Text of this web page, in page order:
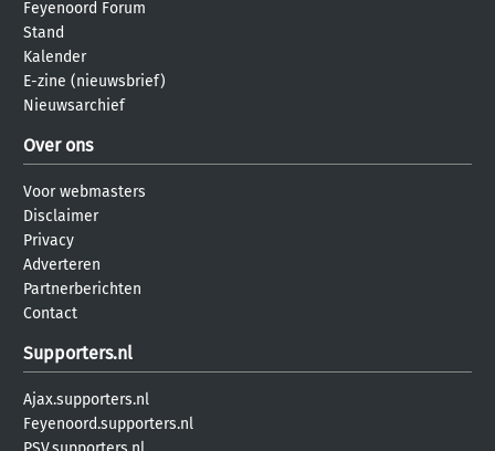
Feyenoord Forum
Stand
Kalender
E-zine (nieuwsbrief)
Nieuwsarchief
Over ons
Voor webmasters
Disclaimer
Privacy
Adverteren
Partnerberichten
Contact
Supporters.nl
Ajax.supporters.nl
Feyenoord.supporters.nl